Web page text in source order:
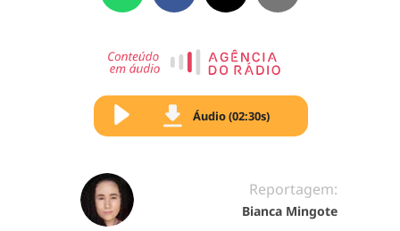
Áudio (02:30s)
Reportagem:
Bianca Mingote